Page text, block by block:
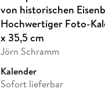
von historischen
Hochwertiger Foto-
x 35,5 cm
Jörn Schramm
Kalender
Sofort lieferbar